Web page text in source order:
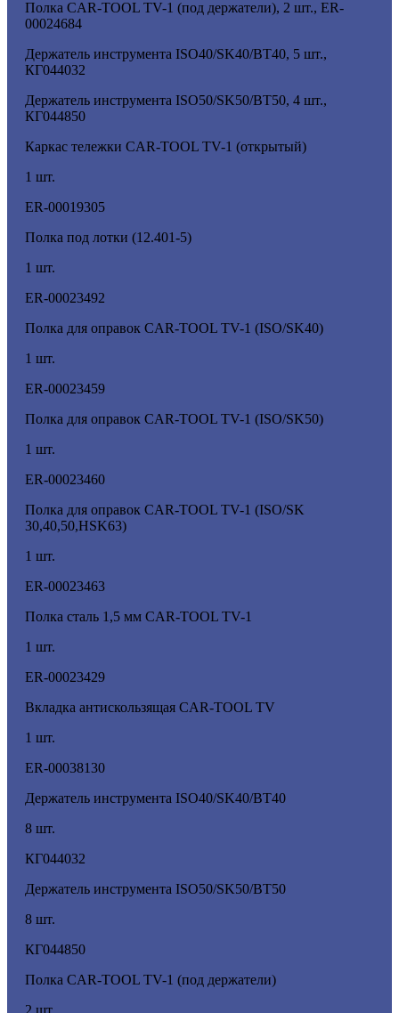
Полка CAR-TOOL TV-1 (под держатели), 2 шт., ER-
00024684
Держатель инструмента ISO40/SK40/BT40, 5 шт.,
КГ044032
Держатель инструмента ISO50/SK50/ВТ50, 4 шт.,
КГ044850
Каркас тележки CAR-TOOL TV-1 (открытый)
1 шт.
ER-00019305
Полка под лотки (12.401-5)
1 шт.
ER-00023492
Полка для оправок CAR-TOOL TV-1 (ISO/SK40)
1 шт.
ER-00023459
Полка для оправок CAR-TOOL TV-1 (ISO/SK50)
1 шт.
ER-00023460
Полка для оправок CAR-TOOL TV-1 (ISO/SK
30,40,50,HSK63)
1 шт.
ER-00023463
Полка сталь 1,5 мм CAR-TOOL TV-1
1 шт.
ER-00023429
Вкладка антискользящая CAR-TOOL TV
1 шт.
ER-00038130
Держатель инструмента ISO40/SK40/BT40
8 шт.
КГ044032
Держатель инструмента ISO50/SK50/ВТ50
8 шт.
КГ044850
Полка CAR-TOOL TV-1 (под держатели)
2 шт.